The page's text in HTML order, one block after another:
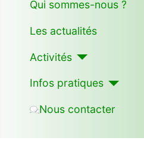
Qui sommes-nous ?
Les actualités
Activités
Infos pratiques
Nous contacter